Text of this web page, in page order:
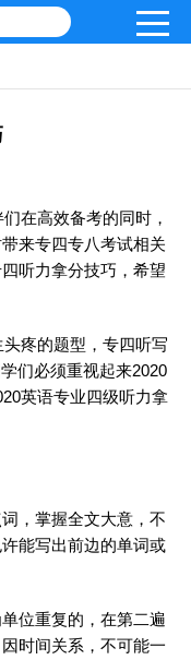
在高效备考的同时，
来专四专八考试相关
听力拿分技巧，希望
疼的题型，专四听写
们必须重视起来2020
英语专业四级听力拿
，掌握全文大意，不
能写出前边的单词或
位重复的，在第二遍
时间关系，不可能一